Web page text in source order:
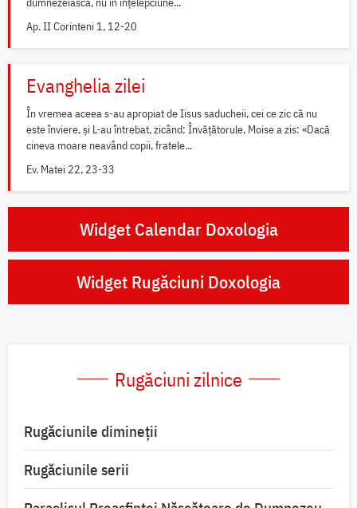
Ap. II Corinteni 1, 12-20
Evanghelia zilei
În vremea aceea s-au apropiat de Iisus saducheii, cei ce zic că nu
este înviere, și L-au întrebat, zicând: Învățătorule, Moise a zis: «Dacă
cineva moare neavând copii, fratele...
Ev. Matei 22, 23-33
Widget Calendar Doxologia
Widget Rugăciuni Doxologia
Rugăciuni zilnice
Rugăciunile dimineții
Rugăciunile serii